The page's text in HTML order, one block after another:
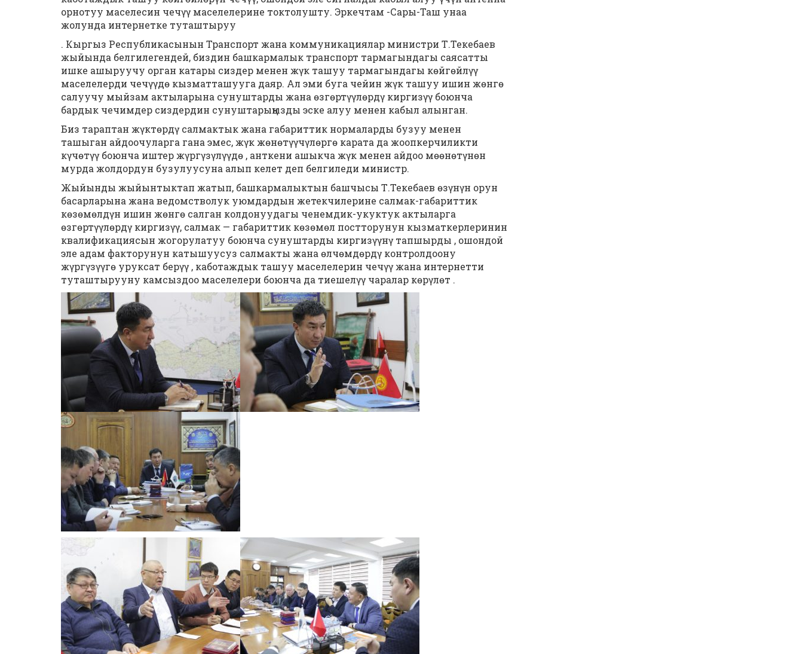
орнотуу маселесин чечүү маселелерине токтолушту. Эркечтам -Сары-Таш унаа
жолунда интернетке туташтыруу
. Кыргыз Республикасынын Транспорт жана коммуникациялар министри Т.Текебаев
жыйында белгилегендей, биздин башкармалык транспорт тармагындагы саясатты
ишке ашыруучу орган катары сиздер менен жүк ташуу тармагындагы көйгөйлүү
маселелерди чечүүдө кызматташууга даяр. Ал эми буга чейин жүк ташуу ишин жөнгө
салуучу мыйзам актыларына сунуштарды жана өзгөртүүлөрдү киргизүү боюнча
бардык чечимдер сиздердин сунуштарыңызды эске алуу менен кабыл алынган.
Биз тараптан жүктөрдү салмактык жана габариттик нормаларды бузуу менен
ташыган айдоочуларга гана эмес, жүк жөнөтүүчүлөргө карата да жоопкерчиликти
күчөтүү боюнча иштер жүргүзүлүүдө , анткени ашыкча жүк менен айдоо мөөнөтүнөн
мурда жолдордун бузулуусуна алып келет деп белгиледи министр.
Жыйынды жыйынтыктап жатып, башкармалыктын башчысы Т.Текебаев өзүнүн орун
басарларына жана ведомстволук уюмдардын жетекчилерине салмак-габариттик
көзөмөлдүн ишин жөнгө салган колдонуудагы ченемдик-укуктук актыларга
өзгөртүүлөрдү киргизүү, салмак — габариттик көзөмөл постторунун кызматкерлеринин
квалификациясын жогорулатуу боюнча сунуштарды киргизүүнү тапшырды , ошондой
эле адам факторунун катышуусуз салмакты жана өлчөмдөрдү контролдоону
жүргүзүүгө уруксат берүү , каботаждык ташуу маселелерин чечүү жана интернетти
туташтырууну камсыздоо маселелери боюнча да тиешелүү чаралар көрүлөт .